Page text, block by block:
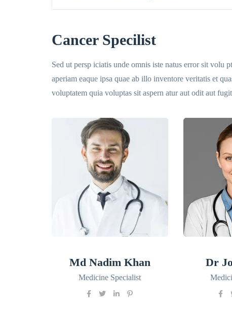
Cancer Specilist
Sed ut persp iciatis unde omnis iste natus error sit volu
aperiam eaque ipsa quae ab illo inventore veritatis et
voluptatem quia voluptas sit aspern atur aut odit aut
Md Nadim Khan
Medicine Specialist
Dr